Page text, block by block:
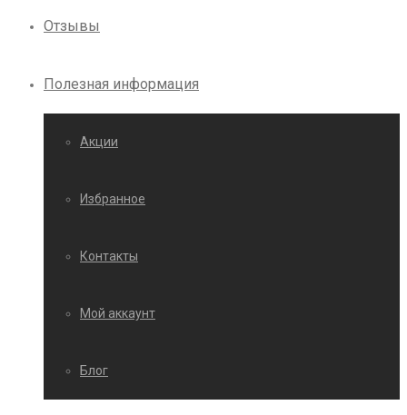
Отзывы
Полезная информация
Акции
Избранное
Контакты
Мой аккаунт
Блог